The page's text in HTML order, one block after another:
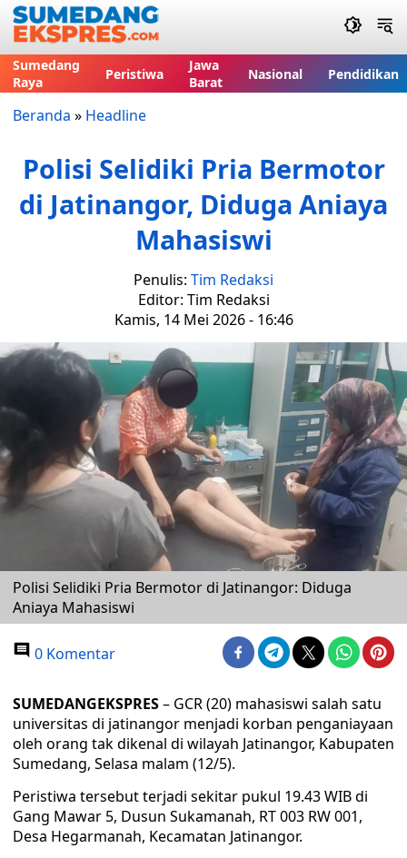
Sumedang
Raya
Peristiwa
Jawa
Barat
Nasional Pendidikan
Beranda » Headline
Polisi Selidiki Pria Bermotor
di Jatinangor, Diduga Aniaya
Mahasiswi
Penulis: Tim Redaksi
Editor: Tim Redaksi
Kamis, 14 Mei 2026 - 16:46
Polisi Selidiki Pria Bermotor di Jatinangor: Diduga
Aniaya Mahasiswi
0 Komentar
SUMEDANGEKSPRES– GCR (20) mahasiswi salah satu
universitas di jatinangor menjadi korban penganiayaan
oleh orang tak dikenal di wilayah Jatinangor, Kabupaten
Sumedang, Selasa malam (12/5).
Peristiwa tersebut terjadi sekitar pukul 19.43 WIB di
Gang Mawar 5, Dusun Sukamanah, RT 003 RW 001,
Desa Hegarmanah, Kecamatan Jatinangor.